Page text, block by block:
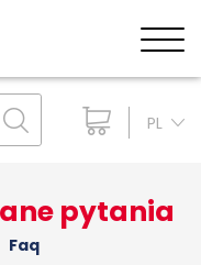
PL
pytania
Faq